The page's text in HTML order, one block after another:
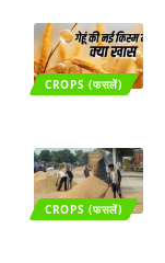
CROPS (फसलें)
CROPS (फसलें)